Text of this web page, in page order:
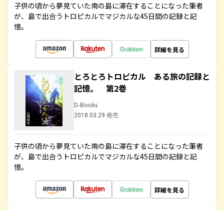
子供の頃から夢見ていた南の島に滞在することになった筆者
が、島で出合うトロピカルでマジカルな45日間の記録と記
憶。
詳細を見る
とろとろトロピカル ある旅の記録と
記憶。 第2巻
D-Books
2018.03.29 発売
子供の頃から夢見ていた南の島に滞在することになった筆者
が、島で出合うトロピカルでマジカルな45日間の記録と記
憶。
詳細を見る